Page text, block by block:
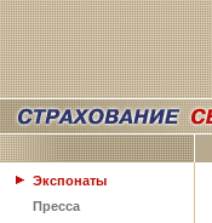
Экспонаты
Пресса